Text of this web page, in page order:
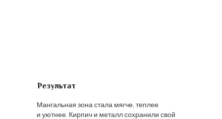
Результат
Мангальная зона стала мягче, теплее
и уютнее. Кирпич и металл сохранили свой